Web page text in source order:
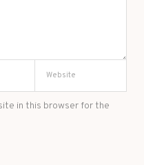
in this browser for the